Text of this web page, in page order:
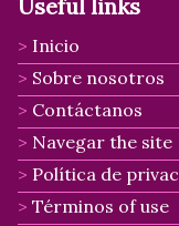
Useful links
Inicio
Sobre nosotros
Contáctanos
Navegar the site
Política de
Términos of use